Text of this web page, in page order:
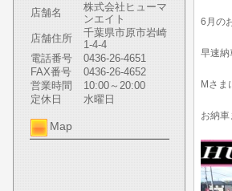
店舗名
株式会社ヒューマ
ンエイト
店舗住所
千葉県市原市岩崎
1-4-4
電話番号
0436-26-4651
FAX番号
0436-26-4652
営業時間
10:00～20:00
定休日
水曜日
Map
6月の
早速納
Mさま
お納